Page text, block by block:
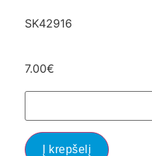
SK42916
7.00€
Į krepšelį